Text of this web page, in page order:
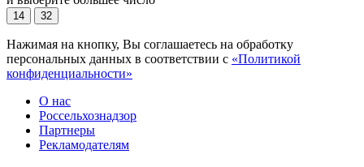
14 32
Нажимая на кнопку, Вы соглашаетесь на обработку
персональных данных в соответствии с «Политикой
конфиденциальности»
О нас
Россельхознадзор
Партнеры
Рекламодателям